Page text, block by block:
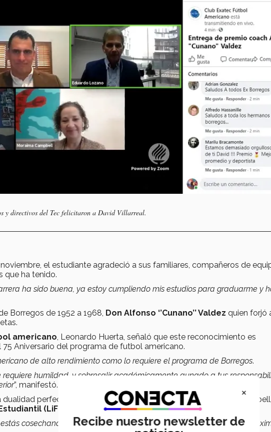
y directivos del Tec felicitaron a David Villarreal.
el estudiante agradeció a sus familiares, compañeros de
que ha tenido.
ha sido buena, ya estoy cumpliendo mis estudios para graduarme y
Borregos de 1952 a 1968, Don Alfonso ‘’Cunano’’ Valdez quien forjó
americano , Leonardo Huerta, señaló que este reconocimiento es
Aniversario del programa de futbol americano.
de alto rendimiento como lo requiere el programa de Borregos.
requiere humildad, y sobresalir académicamente aunado a tus
”, manifestó.
dualidad perfecta de alumnos y deportista, comentó Moraima Campbell,
(LiFE)
en la Región Norte.
cosechando porque estás viviendo tu pasión. Estas haciendo lo
×
Recibe nuestro newsletter de